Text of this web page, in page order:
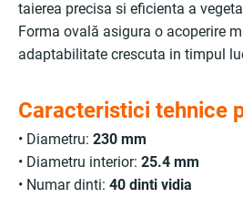
taierea precisa si eficienta a
Forma ovală asigura o acoperire
adaptabilitate crescuta in timpul
Caracteristici tehnice
• Diametru: 230 mm
• Diametru interior: 25.4 mm
• Numar dinti: 40 dinti vidia